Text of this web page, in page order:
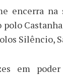
encerra na
Silêncio,
em